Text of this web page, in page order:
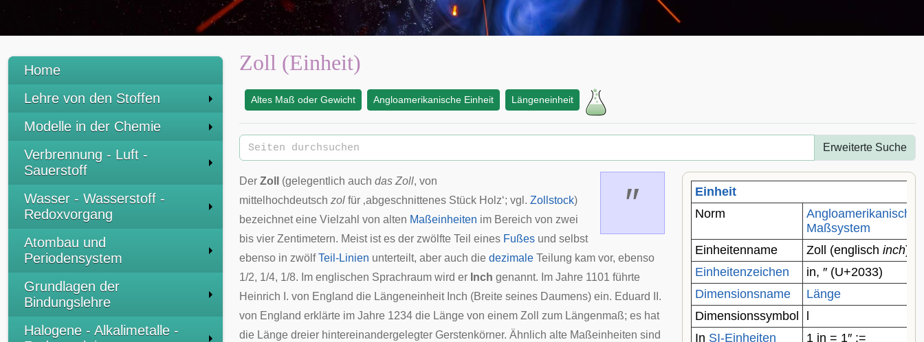
Home
Lehre von den Stoffen
Modelle in der Chemie
Verbrennung - Luft -
Sauerstoff
Wasser - Wasserstoff -
Redoxvorgang
Atombau und
Periodensystem
Grundlagen der
Bindungslehre
Halogene - Alkalimetalle -
Zoll (Einheit)
Altes Maß oder Gewicht Angloamerikanische Einheit Längeneinheit
Erweiterte Suche
Einheit
Norm
Angloamerikanisches
Maßsystem
Einheitenname
Zoll (englisch inch)
Einheitenzeichen
in, ″ (U+2033)
Dimensionsname
Länge
Dimensionssymbol
In SI-Einheiten
1 in = 1″ :=
″
Der Zoll (gelegentlich auch das Zoll, von
mittelhochdeutsch zol für ‚abgeschnittenes Stück Holz‘; vgl. Zollstock)
bezeichnet eine Vielzahl von alten Maßeinheiten im Bereich von zwei
bis vier Zentimetern. Meist ist es der zwölfte Teil eines Fußes und selbst
ebenso in zwölfTeil-Linien unterteilt, aber auch die dezimale Teilung kam vor, ebenso
1/2, 1/4, 1/8. Im englischen Sprachraum wird er Inch genannt. Im Jahre 1101 führte
Heinrich I. von England die Längeneinheit Inch (Breite seines Daumens) ein. Eduard II.
von England erklärte im Jahre 1234 die Länge von einem Zoll zum Längenmaß; es hat
die Länge dreier hintereinandergelegter Gerstenkörner. Ähnlich alte Maßeinheiten sind